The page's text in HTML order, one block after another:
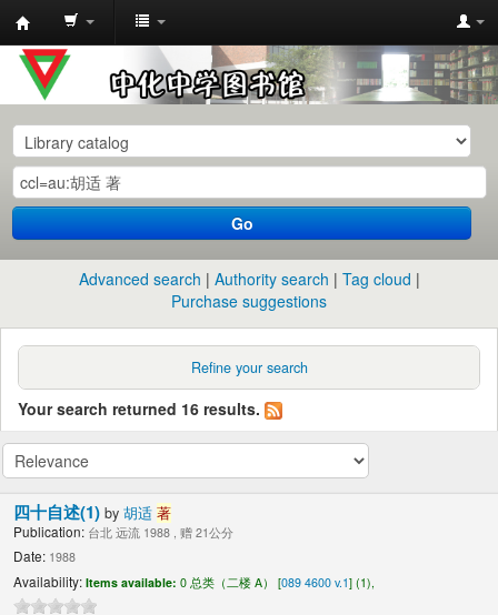
中
化
中
学
图
书
馆
目
Go
Advanced search Authority search
Tag cloud
Purchase suggestions
Refine your search
Your search returned 16 results.
四十自述(1)by胡适著
Publication: 台北 远流 1988 , 赠 21公分
Date: 1988
Availability: Items available: 0 总类（二楼 A） [089 4600 v.1] (1),